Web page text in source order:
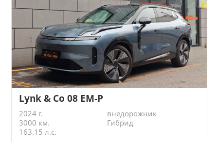
Lynk & Co 08 EM-P
2024 г.
внедорожник
3000 км.
Гибрид
163.15 л.с.